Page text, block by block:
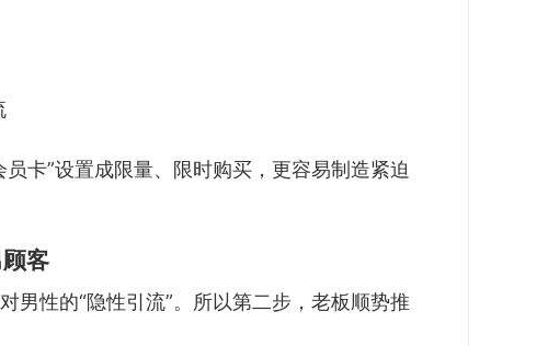
卡”设置成限量、限时购买，更容易制造紧迫
客
男性的“隐性引流”。所以第二步，老板顺势推